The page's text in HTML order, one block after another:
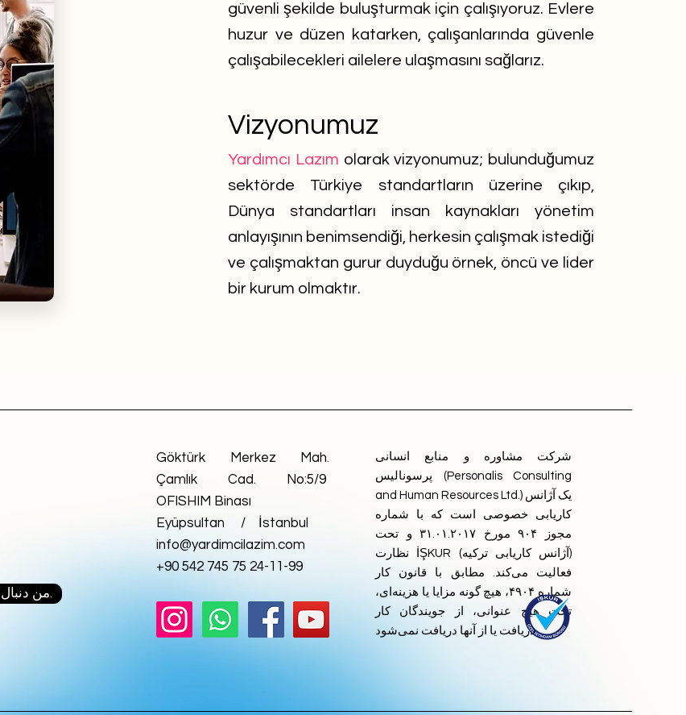
güvenli şekilde buluşturmak için çalışıyoruz. Evlere
huzur ve düzen katarken, çalışanlarında güvenle
çalışabilecekleri ailelere ulaşmasını sağlarız.
Vizyonumuz
Yardımcı Lazım olarak vizyonumuz; bulunduğumuz
sektörde Türkiye standartların üzerine çıkıp,
Dünya standartları insan kaynakları yönetim
anlayışının benimsendiği, herkesin çalışmak istediği
ve çalışmaktan gurur duyduğu örnek, öncü ve lider
bir kurum olmaktır.
من دنبال کمک هستم.
Göktürk Merkez Mah.
Çamlık Cad. No:5/9
OFISHIM Binası
Eyüpsultan / İstanbul
info@yardimcilazim.com
+90 542 745 75 24-11-99
شرکت مشاوره و منابع انسانی
پرسونالیس (Personalis Consulting
and Human Resources Ltd.) یک آژانس
کاریابی خصوصی است که با شماره
مجوز ۹۰۴ مورخ ۳۱.۰۱.۲۰۱۷ و تحت
نظارت İŞKUR (آژانس کاریابی ترکیه)
فعالیت می‌کند. مطابق با قانون کار
شماره ۴۹۰۴، هیچ گونه مزایا یا هزینه‌ای،
تحت هیچ عنوانی، از جویندگان کار
دریافت یا از آنها دریافت نمی‌شود.